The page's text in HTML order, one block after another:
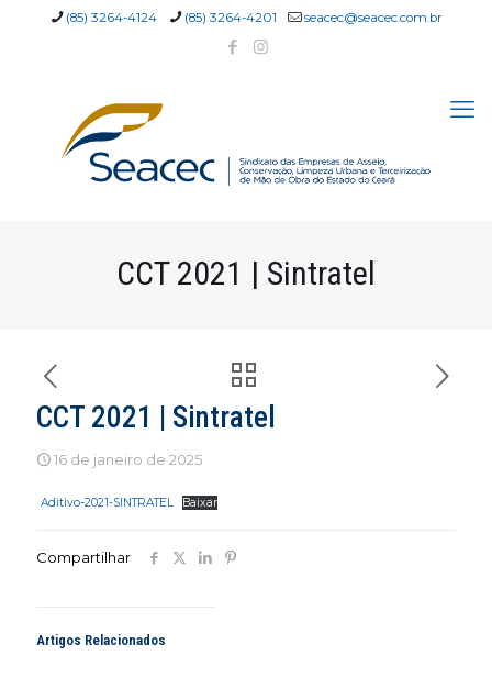
(85) 3264-4124 (85) 3264-4201 seacec@seacec.com.br
CCT 2021 | Sintratel
CCT 2021 | Sintratel
16 de janeiro de 2025
Aditivo-2021-SINTRATEL Baixar
Compartilhar
Artigos Relacionados